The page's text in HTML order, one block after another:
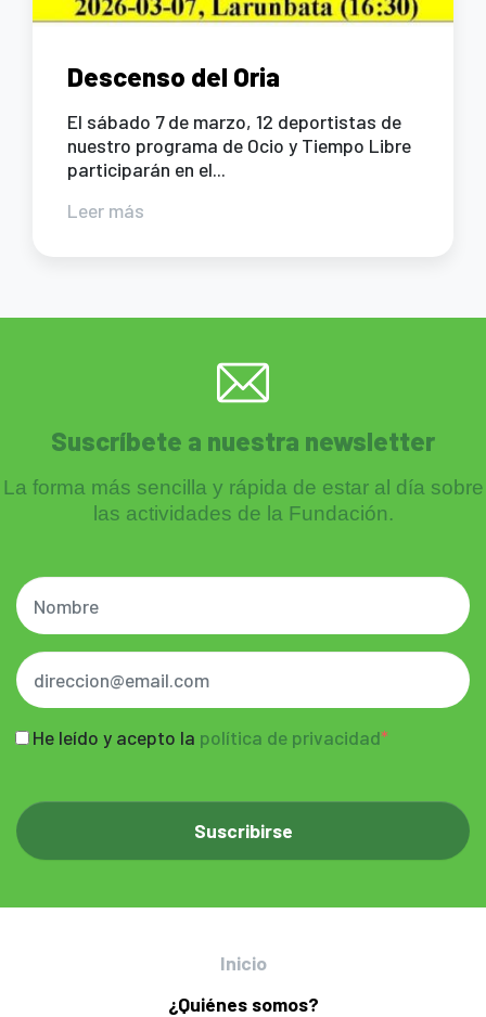
Descenso del Oria
El sábado 7 de marzo, 12 deportistas de
nuestro programa de Ocio y Tiempo Libre
participarán en el...
Leer más
Suscríbete a nuestra newsletter
La forma más sencilla y rápida de estar al día sobre
las actividades de la Fundación.
He leído y acepto la política de privacidad
Inicio
¿Quiénes somos?